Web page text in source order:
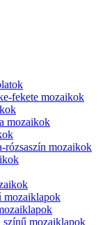
fekete mozaikok
mozaikok
rózsaszín mozaikok
mozaiklapok
mozaiklapok